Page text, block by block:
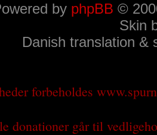
by phpBB ©
Skin
Danish translation &
forbeholdes
donationer går til